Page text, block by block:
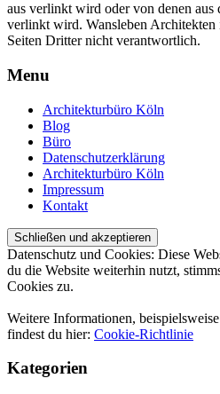
aus verlinkt wird oder von denen aus
verlinkt wird. Wansleben
Seiten Dritter nicht verantwortlich.
Menu
Architekturbüro Köln
Blog
Büro
Datenschutzerklärung
Architekturbüro Köln
Impressum
Kontakt
Datenschutz und Cookies: Diese
du die Website weiterhin nutzt,
Cookies zu.
Weitere Informationen,
findest du hier: Cookie-Richtlinie
Kategorien